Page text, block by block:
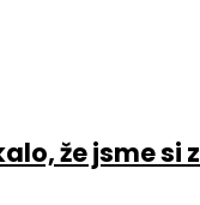
že jsme si